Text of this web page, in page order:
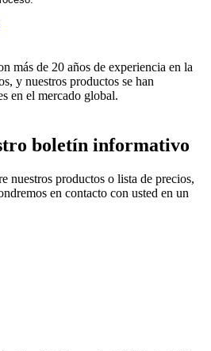
más de 20 años de experiencia en la
y nuestros productos se han
en el mercado global.
boletín informativo
nuestros productos o lista de precios,
en contacto con usted en un